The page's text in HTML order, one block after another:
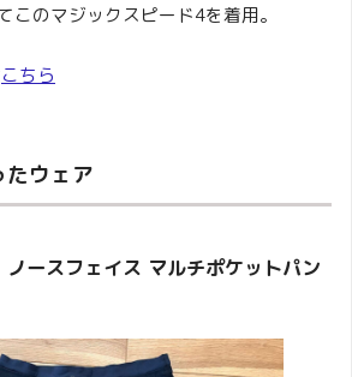
このマジックスピード4を着用。
こちら
ウェア
ノースフェイス マルチポケットパン